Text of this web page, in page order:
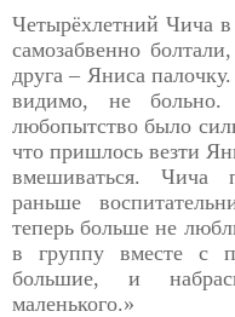
Четырёхлетний Чича
самозабвенно
друга – Яниса
видимо, не больно.
любопытство было
что пришлось везти
вмешиваться. Чича
раньше
теперь больше не
в группу вместе с
большие, и
маленького.»